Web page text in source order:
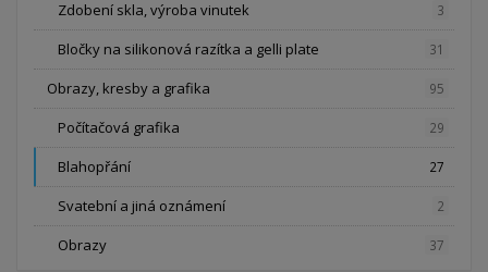
Zdobení skla, výroba vinutek 3
Bločky na silikonová razítka a gelli plate 31
Obrazy, kresby a grafika 95
Počítačová grafika 29
Blahopřání 27
Svatební a jiná oznámení 2
Obrazy 37